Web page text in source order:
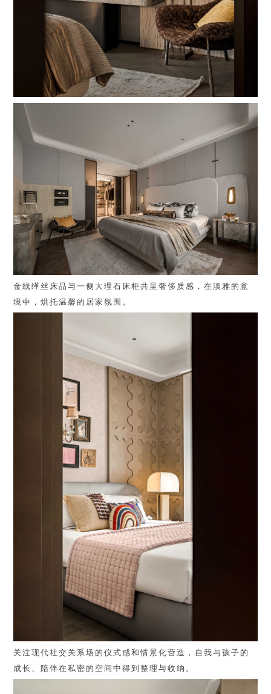
金线缂丝床品与一侧大理石床柜共呈奢侈质感，在淡雅的意
境中，烘托温馨的居家氛围。
关注现代社交关系场的仪式感和情景化营造，自我与孩子的
成长、陪伴在私密的空间中得到整理与收纳。